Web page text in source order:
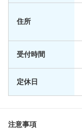
住所
受付時間
定休日
注意事項